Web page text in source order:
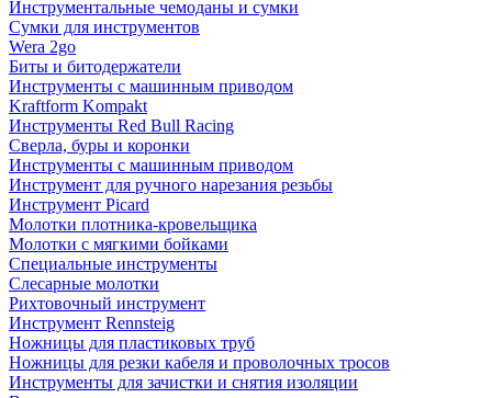
Инструментальные чемоданы и сумки
Сумки для инструментов
Wera 2go
Биты и битодержатели
Инструменты с машинным приводом
Kraftform Kompakt
Инструменты Red Bull Racing
Сверла, буры и коронки
Инструменты с машинным приводом
Инструмент для ручного нарезания резьбы
Инструмент Picard
Молотки плотника-кровельщика
Молотки с мягкими бойками
Специальные инструменты
Слесарные молотки
Рихтовочный инструмент
Инструмент Rennsteig
Ножницы для пластиковых труб
Ножницы для резки кабеля и проволочных тросов
Инструменты для зачистки и снятия изоляции